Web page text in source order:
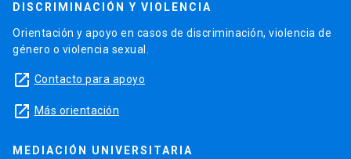
DISCRIMINACIÓN Y VIOLENCIA
Orientación y apoyo en casos de discriminación, violencia de
género o violencia sexual.
launch Contacto para apoyo
launch Más orientación
MEDIACIÓN UNIVERSITARIA